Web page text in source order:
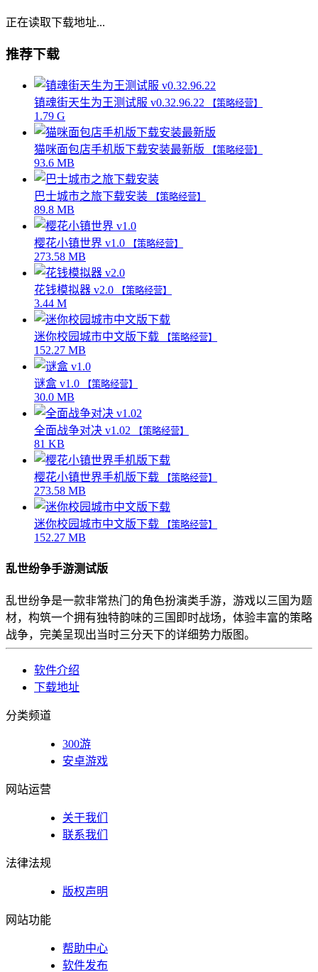
正在读取下载地址...
推荐下载
镇魂街天生为王测试服 v0.32.96.22 【策略经营】
1.79 G
猫咪面包店手机版下载安装最新版 【策略经营】
93.6 MB
巴士城市之旅下载安装 【策略经营】
89.8 MB
樱花小镇世界 v1.0 【策略经营】
273.58 MB
花钱模拟器 v2.0 【策略经营】
3.44 M
迷你校园城市中文版下载 【策略经营】
152.27 MB
谜盒 v1.0 【策略经营】
30.0 MB
全面战争对决 v1.02 【策略经营】
81 KB
樱花小镇世界手机版下载 【策略经营】
273.58 MB
迷你校园城市中文版下载 【策略经营】
152.27 MB
乱世纷争手游测试版
乱世纷争是一款非常热门的角色扮演类手游，游戏以三国为题
材，构筑一个拥有独特韵味的三国即时战场，体验丰富的策略
战争，完美呈现出当时三分天下的详细势力版图。
软件介绍
下载地址
分类频道
300游
安卓游戏
网站运营
关于我们
联系我们
法律法规
版权声明
网站功能
帮助中心
软件发布